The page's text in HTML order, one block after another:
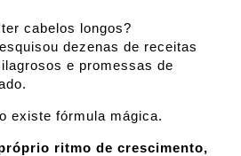
cabelos longos?
dezenas de receitas
e promessas de
existe fórmula mágica.
ritmo de crescimento,